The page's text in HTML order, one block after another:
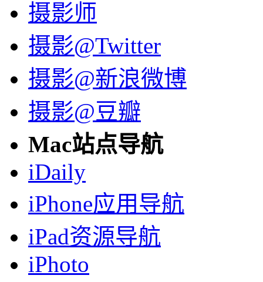
摄影师
摄影@Twitter
摄影@新浪微博
摄影@豆瓣
Mac站点导航
iDaily
iPhone应用导航
iPad资源导航
iPhoto